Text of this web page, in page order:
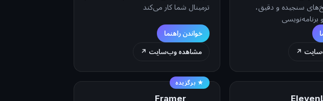
سنجیده و دقیق،
برنامه‌نویسی
↗
ترمینال شما کار می‌کند
خواندن راهنما
مشاهده وب‌سایت ↗
★ برگزیده
Framer